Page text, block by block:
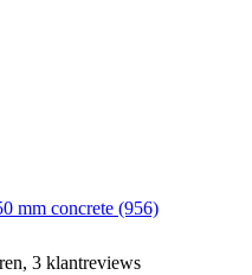
mm concrete (956)
3 klantreviews